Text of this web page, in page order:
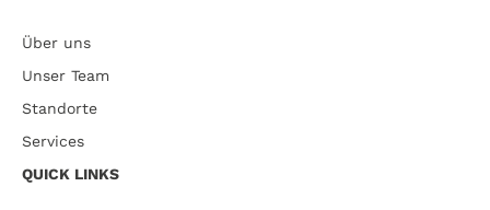
Über uns
Unser Team
Standorte
Services
QUICK LINKS